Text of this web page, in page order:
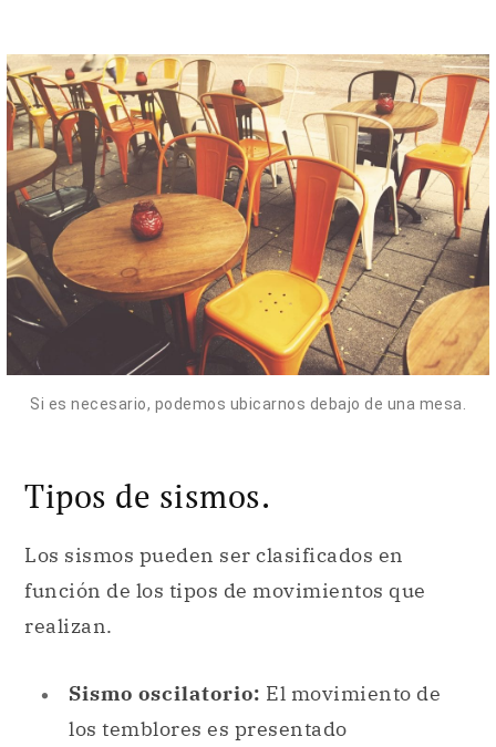
Si es necesario, podemos ubicarnos debajo de una mesa.
Tipos de sismos.
Los sismos pueden ser clasificados en
función de los tipos de movimientos que
realizan.
Sismo oscilatorio: El movimiento de
los temblores es presentado